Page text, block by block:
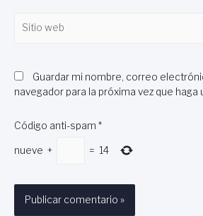
web
Guardar mi nombre, correo
navegador para la próxima vez que haga
Código anti-spam *
nueve + = 14